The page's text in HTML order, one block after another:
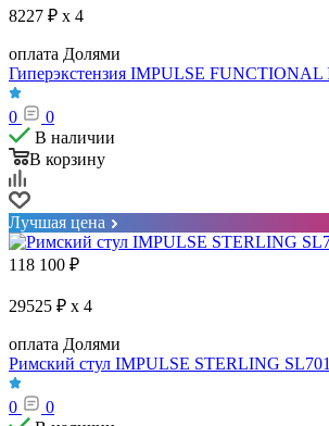
8227 ₽ x 4
оплата Долями
Гиперэкстензия IMPULSE FUNCTIONAL
0
0
В наличии
В корзину
Лучшая цена
118 100 ₽
29525 ₽ x 4
оплата Долями
Римский стул IMPULSE STERLING
0
0